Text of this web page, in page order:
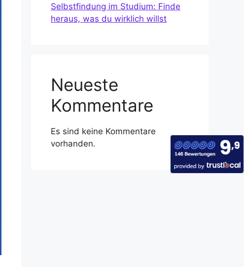
Selbstfindung im Studium: Finde
heraus, was du wirklich willst
Neueste
Kommentare
Es sind keine Kommentare
vorhanden.